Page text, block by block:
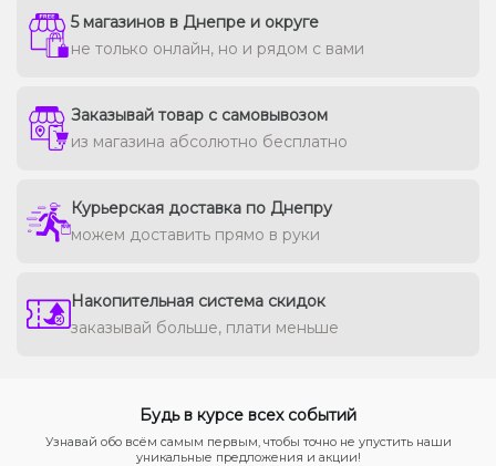
5 магазинов в Днепре и округе
не только онлайн, но и рядом с вами
Заказывай товар с самовывозом
из магазина абсолютно бесплатно
Курьерская доставка по Днепру
можем доставить прямо в руки
Накопительная система скидок
заказывай больше, плати меньше
Будь в курсе всех событий
Узнавай обо всём самым первым, чтобы точно не упустить наши
уникальные предложения и акции!